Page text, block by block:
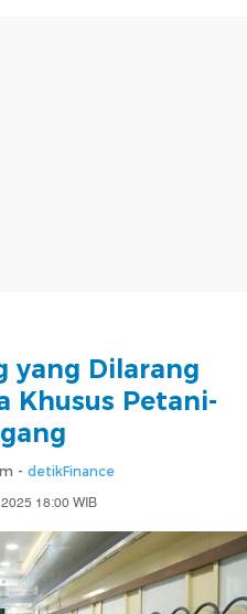
yang Dilarang
Khusus Petani-
- detikFinance
18:00 WIB